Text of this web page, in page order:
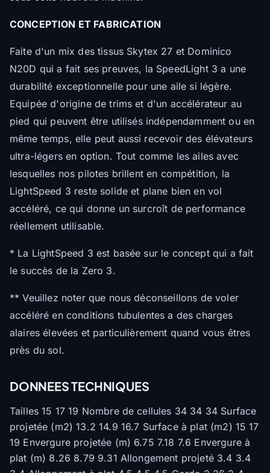
CONCEPTION ET FABRICATION
Faite d'un mix des tissus Skytex 27 et Dominico
N20D qui a fait ses preuves, la SpeedLight 3 a une
durabilité exceptionnelle pour une aile si légère.
Equipée d'origine de trims et d'un accélérateur au
pied qui peuvent être utilisés indépendamment ou en
même temps, elle peut aussi recevoir des élévateurs
ultra-légers en option. Tout comme les ailes avec
lesquelles nos pilotes brillent en compétition, la
LightSpeed 3 reste solide et plane bien en vol
accéléré, ce qui donne un surcroît de performance
réellement utilisable.
* La LightSpeed 3 est basée sur le concept qui a fait
le succès de la Zero 3.
** Veuillez noter que nous déconseillons de voler
accéléré en conditions tubulentes a des charges
alaires élevées et particulièrement quand vous êtres
près du sol.
DONNEES TECHNIQUES
Tailles 15 17 19 Nombre de cellules 34 34 34 Surface
projetée (m2) 13.2 14.9 16.7 Surface à plat (m2) 15 17
19 Envergure projetée (m) 6.75 7.18 7.6 Envergure à
plat (m) 8.26 8.79 9.31 Allongement projeté 3.4 3.4